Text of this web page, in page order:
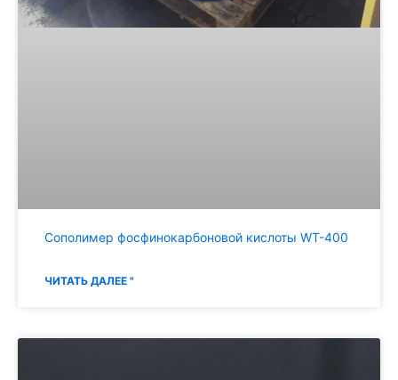
Сополимер фосфинокарбоновой кислоты WT-400
ЧИТАТЬ ДАЛЕЕ "